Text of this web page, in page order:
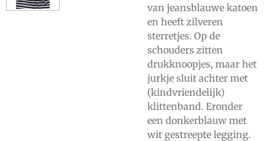
van jeansblauwe katoen
en heeft zilveren
sterretjes. Op de
schouders zitten
drukknoopjes, maar het
jurkje sluit achter met
(kindvriendelijk)
klittenband. Eronder
een donkerblauw met
wit gestreepte legging.